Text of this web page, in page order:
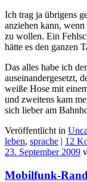
Ich trag ja übrigens
anziehen kann,
zu wollen. Ein
hätte es den ganzen
Das alles habe ich
auseinandergesetzt,
weiße Hose mit
und zweitens kam
sich lieber am
Veröffentlicht in
leben, sprache | 12
23. September 2009
Mobilfunk-